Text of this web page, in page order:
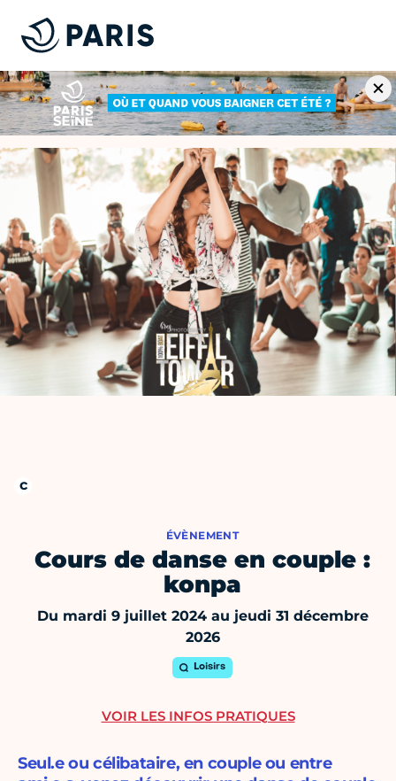
ÉVÈNEMENT
Cours de danse en couple :
konpa
Du mardi 9 juillet 2024 au jeudi 31 décembre
2026
Loisirs
Seul.e ou célibataire, en couple ou entre
VOIR LES INFOS PRATIQUES